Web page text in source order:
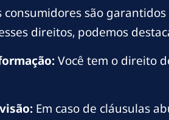
consumidores são
direitos, podemos
Você tem o direito
Em caso de cláusulas